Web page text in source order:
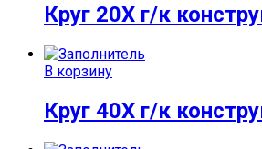
Круг 20Х г/к
В корзину
Круг 40Х г/к